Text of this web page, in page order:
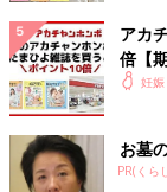
アカ
倍【
妊
お墓
PR(くら